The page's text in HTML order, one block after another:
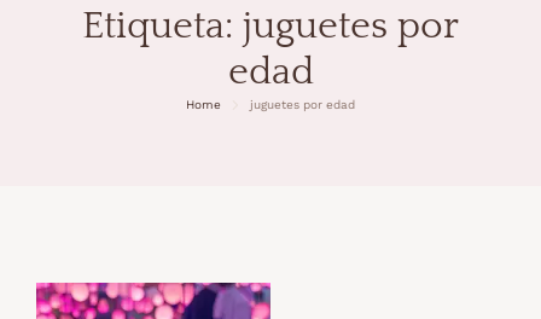
Etiqueta: juguetes por
edad
Home juguetes por edad